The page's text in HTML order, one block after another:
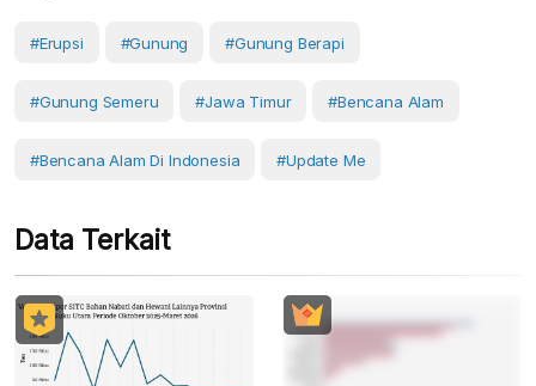
#erupsi #Gunung #gunung Berapi
#Gunung Semeru #Jawa Timur #Bencana Alam
#Bencana Alam Di Indonesia #Update Me
Data Terkait